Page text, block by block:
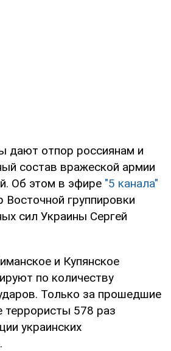
дают отпор россиянам и
состав вражеской армии
Об этом в эфире "5 канала"
Восточной группировки
сил Украины Сергей
и Купянское
по количеству
Только за прошедшие
террористы 578 раз
украинских